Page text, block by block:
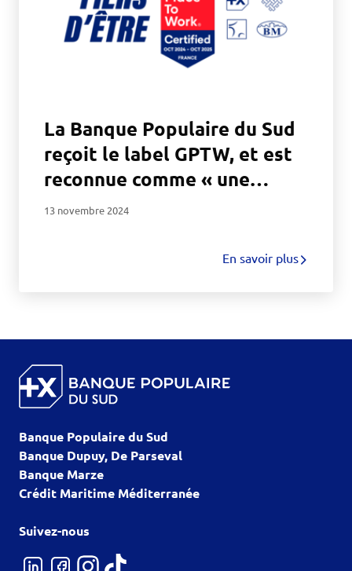
La Banque Populaire du Sud
reçoit le label GPTW, et est
reconnue comme « une
entreprise où il fait bon
13 novembre 2024
En savoir plus
Banque Populaire du Sud
Banque Dupuy, De Parseval
Banque Marze
Crédit Maritime Méditerranée
Suivez-nous